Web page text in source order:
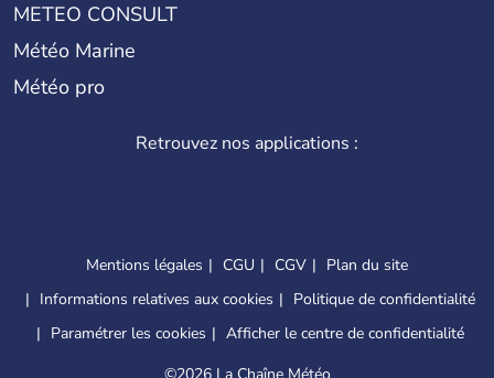
METEO CONSULT
Météo Marine
Météo pro
Retrouvez nos applications :
Mentions légales CGU CGV
Plan du site
Informations relatives aux cookies
Politique de confidentialité
Paramétrer les cookies
Afficher le centre de confidentialité